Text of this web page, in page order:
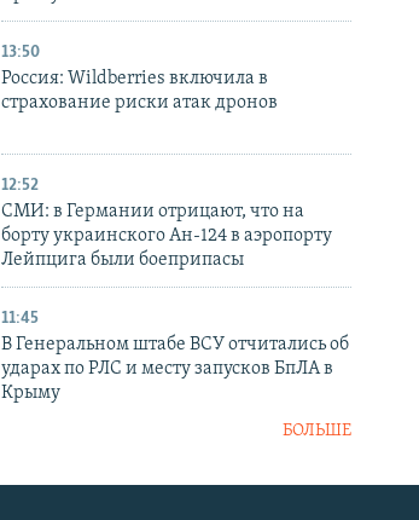
13:50
Россия: Wildberries включила в
страхование риски атак дронов
12:52
СМИ: в Германии отрицают, что на
борту украинского Ан-124 в аэропорту
Лейпцига были боеприпасы
11:45
В Генеральном штабе ВСУ отчитались об
ударах по РЛС и месту запусков БпЛА в
Крыму
БОЛЬШЕ